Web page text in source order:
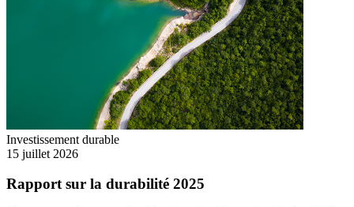
Investissement durable
15 juillet 2026
Rapport sur la durabilité 2025